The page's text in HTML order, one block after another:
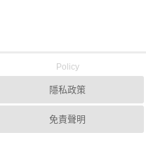
Policy
隱私政策
免責聲明